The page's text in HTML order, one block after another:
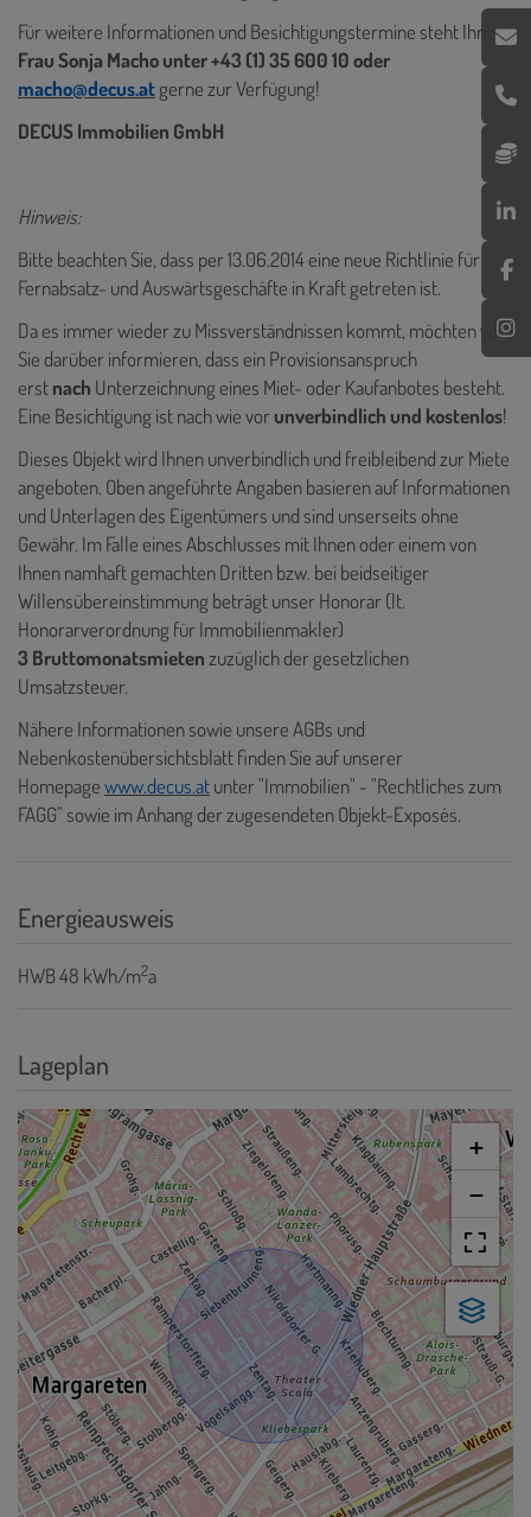
Für weitere Informationen und Besichtigungstermine steht Ihnen
Frau Sonja Macho unter +43 (1) 35 600 10 oder
macho@decus.atgerne zur Verfügung!
DECUS Immobilien GmbH
Hinweis:
Bitte beachten Sie, dass per 13.06.2014 eine neue Richtlinie für
Fernabsatz- und Auswärtsgeschäfte in Kraft getreten ist.
Da es immer wieder zu Missverständnissen kommt, möchten wir
Sie darüber informieren, dass ein Provisionsanspruch
erstnach Unterzeichnung eines Miet- oder Kaufanbotes besteht.
Eine Besichtigung ist nach wie vorunverbindlich und kostenlos!
Dieses Objekt wird Ihnen unverbindlich und freibleibend zur Miete
angeboten. Oben angeführte Angaben basieren auf Informationen
und Unterlagen des Eigentümers und sind unserseits ohne
Gewähr. Im Falle eines Abschlusses mit Ihnen oder einem von
Ihnen namhaft gemachten Dritten bzw. bei beidseitiger
Willensübereinstimmung beträgt unser Honorar (lt.
Honorarverordnung für Immobilienmakler)
3 Bruttomonatsmietenzuzüglich der gesetzlichen
Umsatzsteuer.
Nähere Informationen sowie unsere AGBs und
Nebenkostenübersichtsblatt finden Sie auf unserer
Homepagewww.decus.atunter "Immobilien" - "Rechtliches zum
FAGG" sowie im Anhang der zugesendeten Objekt-Exposés.
Energieausweis
HWB48 kWh/m2a
Lageplan
+
−